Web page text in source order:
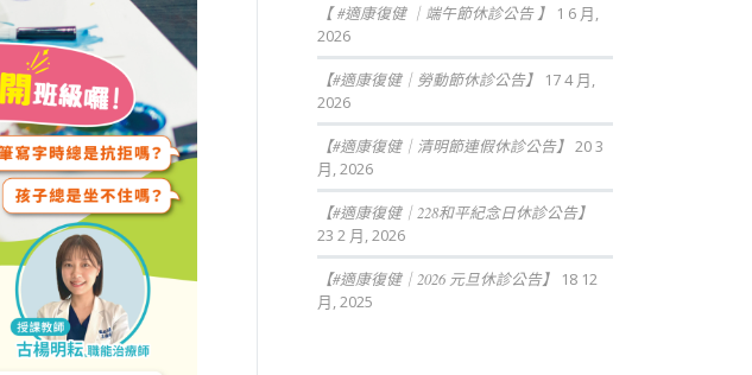
【 #適康復健 ｜端午節休診公告 】
1 6 月,
2026
【#適康復健｜勞動節休診公告】
17 4 月,
2026
【#適康復健｜清明節連假休診公告】 20 3
月, 2026
【#適康復健｜228和平紀念日休診公告】
23 2 月, 2026
【#適康復健｜2026 元旦休診公告】
18 12
月, 2025